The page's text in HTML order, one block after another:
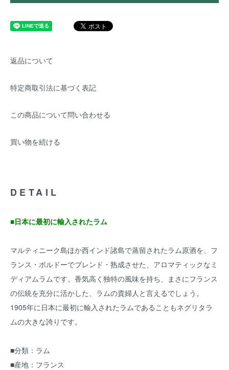
返品について
特定商取引法に基づく表記
この商品について問い合わせる
買い物を続ける
DETAIL
■日本に最初に輸入されたラム
マルティニーク島ほか西インド諸島で蒸留されたラム原酒を、フ
ランス・ボルドーでブレンド・熟成させた、アロマティックなミ
ディアムラムです。香気高く独特の風味を持ち、まさにフランス
の伝統を充分に活かした、ラムの貴婦人と言えるでしょう。
1905年に日本に最初に輸入されたラムであることもネグリタラ
ムの大きな誇りです。
■分類：ラム
■産地：フランス